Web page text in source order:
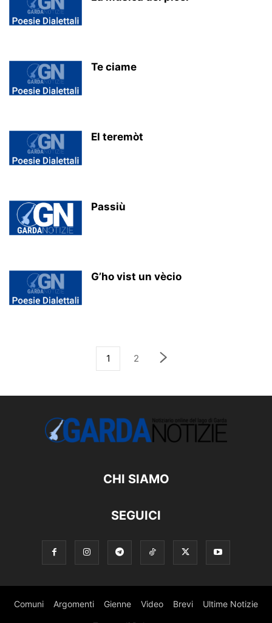
Te ciame
El teremòt
Passiù
G’ho vist un vècio
1 2
CHI SIAMO
SEGUICI
Comuni Argomenti Gienne Video Brevi Ultime Notizie